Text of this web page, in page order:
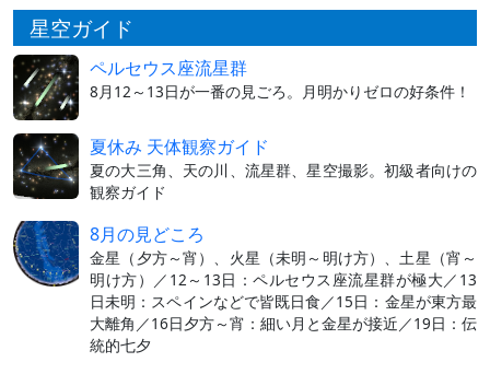
星空ガイド
ペルセウス座流星群
8月12～13日が一番の見ごろ。月明かりゼロの好条件！
夏休み 天体観察ガイド
夏の大三角、天の川、流星群、星空撮影。初級者向けの
観察ガイド
8月の見どころ
金星（夕方～宵）、火星（未明～明け方）、土星（宵～
明け方）／12～13日：ペルセウス座流星群が極大／13
日未明：スペインなどで皆既日食／15日：金星が東方最
大離角／16日夕方～宵：細い月と金星が接近／19日：伝
統的七夕